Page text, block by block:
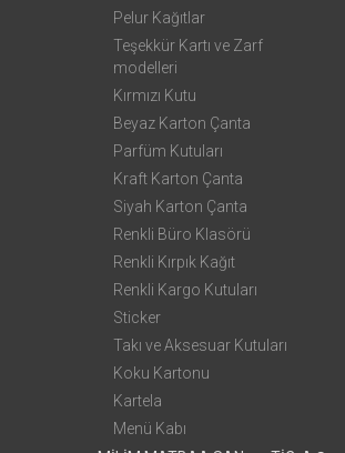
Pelur Kağıtlar
Teşekkür Kartı ve Zarf
modelleri
Kırmızı Kutu
Beyaz Karton Çanta
Parfüm Kutuları
Kraft Karton Çanta
Siyah Karton Çanta
Renkli Büro Klasörü
Renkli Kırpık Kağıt
Renkli Kargo Kutuları
Sticker
Takı ve Aksesuar Kutuları
Koku Kartonu
Kartela
Menü Kabı